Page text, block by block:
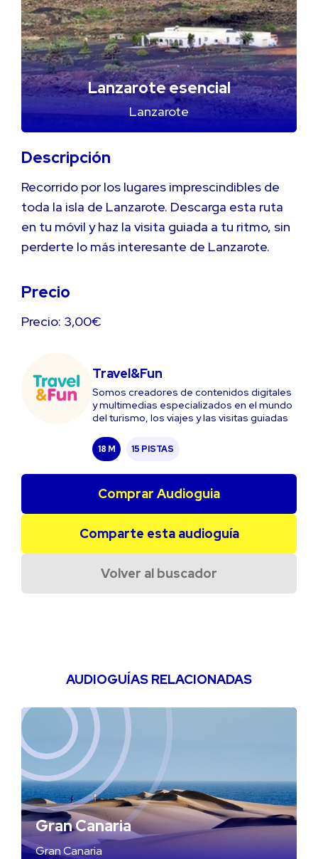
Lanzarote esencial
Lanzarote
Descripción
Recorrido por los lugares imprescindibles de
toda la isla de Lanzarote. Descarga esta ruta
en tu móvil y haz la visita guiada a tu ritmo, sin
perderte lo más interesante de Lanzarote.
Precio
Precio: 3,00€
Travel&Fun
Somos creadores de contenidos digitales
y multimedias especializados en el mundo
del turismo, los viajes y las visitas guiadas
18 M 15 PISTAS
Comprar Audioguia
Comparte esta audioguía
Volver al buscador
AUDIOGUÍAS RELACIONADAS
Gran Canaria
Gran Canaria